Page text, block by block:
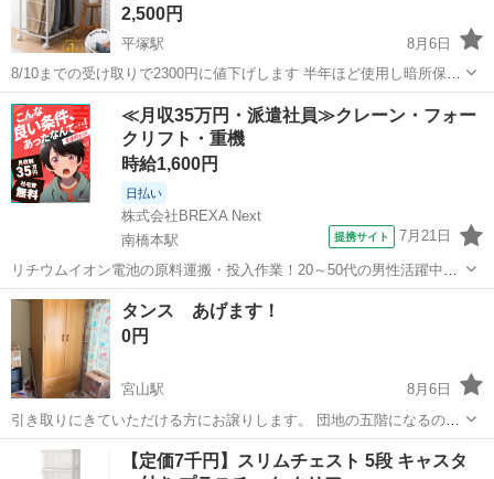
2,500円
平塚駅
8月6日
8/10までの受け取りで2300円に値下げします 半年ほど使用し暗所保管
してました 分解してます。組み立てはご自身でお願いします 組み立て
説明書全て揃っています 組み立ては10分もかからないぐらいで可能で
した 定価：9...
神奈川 平塚市 平塚駅 収納家具
≪月収35万円・派遣社員≫クレーン・フォー
クリフト・重機
時給1,600円
日払い
株式会社BREXA Next
南橋本駅
提携サイト 7月21日
リチウムイオン電池の原料運搬・投入作業！20～50代の男性活躍中★
ワンルーム寮完備！赴任旅費会社負担！年間休日130日★フォークリフ
ト免許お持ちの方、活躍中！就業先食堂利用可★《神奈川県相模原
市》 人気の工場のお仕事 ◇電...
神奈川 相模原市 南橋本駅 その他
タンス あげます！
0円
宮山駅
8月6日
引き取りにきていただける方にお譲りします。 団地の五階になるので
運べる方よろしくお願いします。
神奈川 宮山駅 収納家具
【定価7千円】スリムチェスト 5段 キャスタ